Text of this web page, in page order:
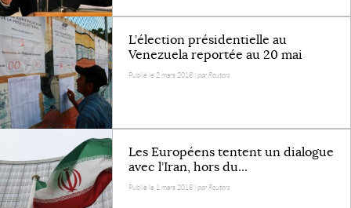
L’élection présidentielle au
Venezuela reportée au 20 mai
Publié le 2 mars 2018 |par Reuters
Les Européens tentent un dialogue
avec l’Iran, hors du...
Publié le 1 mars 2018 |par Reuters